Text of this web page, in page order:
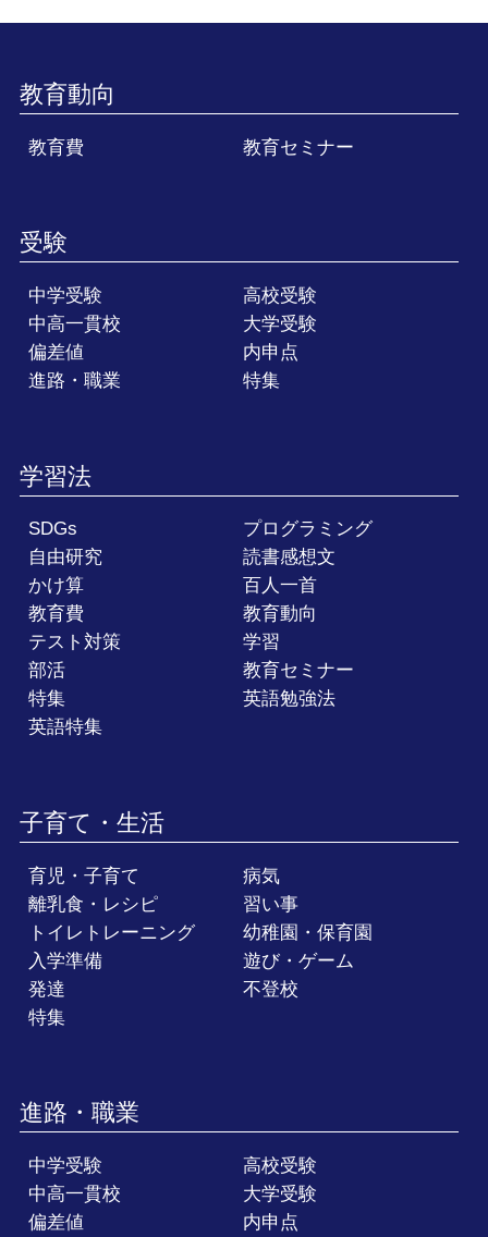
教育動向
教育費 教育セミナー
受験
中学受験
高校受験
中高一貫校
大学受験
偏差値
内申点
進路・職業
特集
学習法
SDGs
プログラミング
自由研究
読書感想文
かけ算
百人一首
教育費
教育動向
テスト対策
学習
部活
教育セミナー
特集
英語勉強法
英語特集
子育て・生活
育児・子育て
病気
離乳食・レシピ
習い事
トイレトレーニング
幼稚園・保育園
入学準備
遊び・ゲーム
発達
不登校
特集
進路・職業
中学受験
高校受験
中高一貫校
大学受験
偏差値
内申点